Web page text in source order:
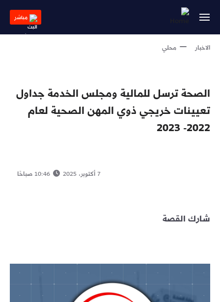
main
مباشر
الاخبار محلي
الصحة ترسل للمالية ومجلس الخدمة جداول
تعيينات خريجي ذوي المهن الصحية لعام
2022- 2023
7 أكتوبر، 2025
شارك القصة